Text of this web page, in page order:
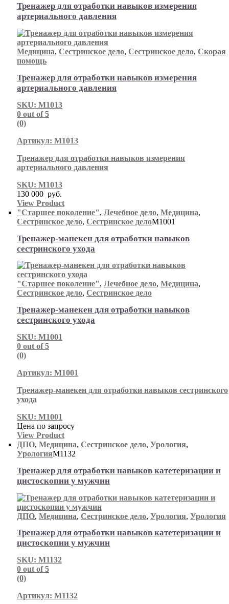
Тренажер для отработки навыков измерения
артериального давления
Медицина, Сестринское дело, Сестринское дело, Скорая
помощь
Тренажер для отработки навыков измерения
артериального давления
SKU: М1013
0 out of 5
(0)
Артикул: М1013
Тренажер для отработки навыков измерения
артериального давления
SKU: М1013
130 000 руб.
View Product
"Старшее поколение", Лечебное дело, Медицина,
Сестринское дело, Сестринское делоМ1001
Тренажер-манекен для отработки навыков
сестринского ухода
"Старшее поколение", Лечебное дело, Медицина,
Сестринское дело, Сестринское дело
Тренажер-манекен для отработки навыков
сестринского ухода
SKU: М1001
0 out of 5
(0)
Артикул: М1001
Тренажер-манекен для отработки навыков сестринского
ухода
SKU: М1001
Цена по запросу
View Product
ДПО, Медицина, Сестринское дело, Урология,
УрологияМ1132
Тренажер для отработки навыков катетеризации и
цистоскопии у мужчин
ДПО, Медицина, Сестринское дело, Урология, Урология
Тренажер для отработки навыков катетеризации и
цистоскопии у мужчин
SKU: М1132
0 out of 5
(0)
Артикул: М1132